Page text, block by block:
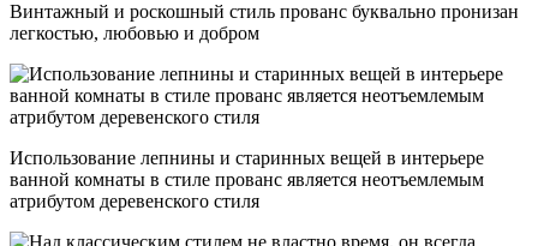
Винтажный и роскошный стиль прованс буквально пронизан
легкостью, любовью и добром
Использование лепнины и старинных вещей в интерьере
ванной комнаты в стиле прованс является неотъемлемым
атрибутом деревенского стиля